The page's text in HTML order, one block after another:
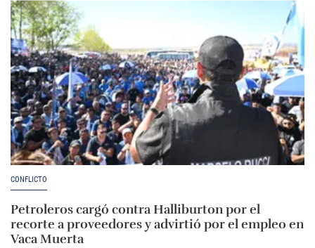
CONFLICTO
Petroleros cargó contra Halliburton por el
recorte a proveedores y advirtió por el empleo en
Vaca Muerta